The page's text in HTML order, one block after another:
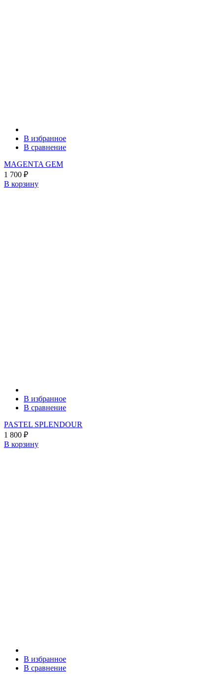
В избранное
В сравнение
MAGENTA GEM
1 700 ₽
В корзину
В избранное
В сравнение
PASTEL SPLENDOUR
1 800 ₽
В корзину
В избранное
В сравнение